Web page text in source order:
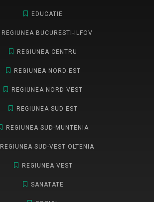
EDUCATIE
REGIUNEA BUCURESTI-ILFOV
REGIUNEA CENTRU
REGIUNEA NORD-EST
REGIUNEA NORD-VEST
REGIUNEA SUD-EST
REGIUNEA SUD-MUNTENIA
REGIUNEA SUD-VEST OLTENIA
REGIUNEA VEST
SANATATE